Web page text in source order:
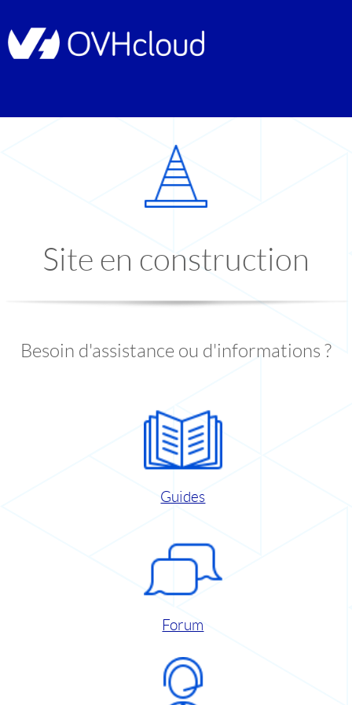
Site en construction
Besoin d'assistance ou d'informations ?
Guides
Forum